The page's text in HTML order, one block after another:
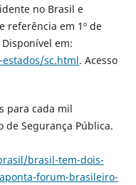
no Brasil e
referência em 1º de
em:
sc.html. Acesso
para cada mil
Segurança Pública.
brasil-tem-dois-
forum-brasileiro-